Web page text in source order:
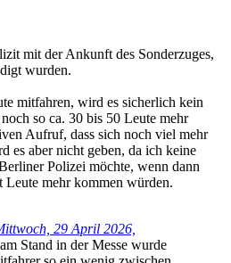
mit der Ankunft des Sonderzuges,
wurden.
mitfahren, wird es sicherlich kein
so ca. 30 bis 50 Leute mehr
Aufruf, dass sich noch viel mehr
es aber nicht geben, da ich keine
Polizei möchte, wenn dann
Leute mehr kommen würden.
29 April 2026,
Stand in der Messe wurde